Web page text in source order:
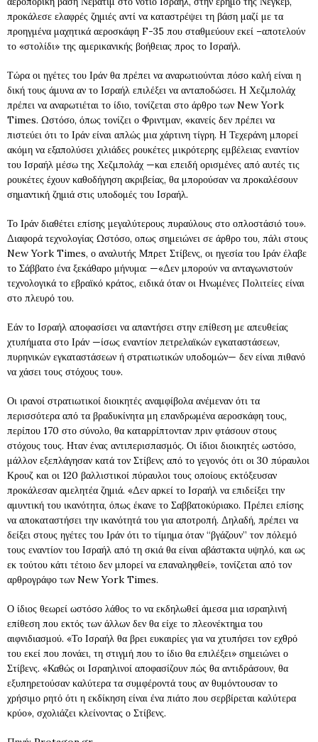
προκάλεσε ελαφρές ζημιές αντί να καταστρέψει τη βάση μαζί με τα
προηγμένα μαχητικά αεροσκάφη F-35 που σταθμεύουν εκεί –αποτελούν
το «στολίδι» της αμερικανικής βοήθειας προς το Ισραήλ.
Τώρα οι ηγέτες του Ιράν θα πρέπει να αναρωτιούνται πόσο καλή είναι η
δική τους άμυνα αν το Ισραήλ επιλέξει να ανταποδώσει. Η Χεζμπολάχ
πρέπει να αναρωτιέται το ίδιο, τονίζεται στο άρθρο των New York
Times. Ωστόσο, όπως τονίζει ο Φριντμαν, «κανείς δεν πρέπει να
πιστεύει ότι το Ιράν είναι απλώς μια χάρτινη τίγρη. Η Τεχεράνη μπορεί
ακόμη να εξαπολύσει χιλιάδες ρουκέτες μικρότερης εμβέλειας εναντίον
του Ισραήλ μέσω της Χεζμπολάχ —και επειδή ορισμένες από αυτές τις
ρουκέτες έχουν καθοδήγηση ακριβείας, θα μπορούσαν να προκαλέσουν
σημαντική ζημιά στις υποδομές του Ισραήλ.
Το Ιράν διαθέτει επίσης μεγαλύτερους πυραύλους στο οπλοστάσιό του».
Διαφορά τεχνολογίας Ωστόσο, οπως σημειώνει σε άρθρο του, πάλι στους
New York Times, ο αναλυτής Μπρετ Στίβενς, οι ηγεσία του Ιράν έλαβε
το Σάββατο ένα ξεκάθαρο μήνυμα: —«Δεν μπορούν να ανταγωνιστούν
τεχνολογικά το εβραϊκό κράτος, ειδικά όταν οι Ηνωμένες Πολιτείες είναι
στο πλευρό του.
Εάν το Ισραήλ αποφασίσει να απαντήσει στην επίθεση με απευθείας
χτυπήματα στο Ιράν —ίσως εναντίον πετρελαϊκών εγκαταστάσεων,
πυρηνικών εγκαταστάσεων ή στρατιωτικών υποδομών— δεν είναι πιθανό
να χάσει τους στόχους του».
Οι ιρανοί στρατιωτικοί διοικητές αναμφίβολα ανέμεναν ότι τα
περισσότερα από τα βραδυκίνητα μη επανδρωμένα αεροσκάφη τους,
περίπου 170 στο σύνολο, θα καταρρίπτονταν πριν φτάσουν στους
στόχους τους. Ηταν ένας αντιπερισπασμός. Οι ίδιοι διοικητές ωστόσο,
μάλλον εξεπλάγησαν κατά τον Στίβενς από το γεγονός ότι οι 30 πύραυλοι
Κρουζ και οι 120 βαλλιστικοί πύραυλοι τους οποίους εκτόξευσαν
προκάλεσαν αμελητέα ζημιά. «Δεν αρκεί το Ισραήλ να επιδείξει την
αμυντική του ικανότητα, όπως έκανε το Σαββατοκύριακο. Πρέπει επίσης
να αποκαταστήσει την ικανότητά του για αποτροπή. Δηλαδή, πρέπει να
δείξει στους ηγέτες του Ιράν ότι το τίμημα όταν “βγάζουν” τον πόλεμό
τους εναντίον του Ισραήλ από τη σκιά θα είναι αβάστακτα υψηλό, και ως
εκ τούτου κάτι τέτοιο δεν μπορεί να επαναληφθεί», τονίζεται από τον
αρθρογράφο των New York Times.
Ο ίδιος θεωρεί ωστόσο λάθος το να εκδηλωθεί άμεσα μια ισραηλινή
επίθεση που εκτός των άλλων δεν θα είχε το πλεονέκτημα του
αιφνιδιασμού. «Το Ισραήλ θα βρει ευκαιρίες για να χτυπήσει τον εχθρό
του εκεί που πονάει, τη στιγμή που το ίδιο θα επιλέξει» σημειώνει ο
Στίβενς. «Καθώς οι Ισραηλινοί αποφασίζουν πώς θα αντιδράσουν, θα
εξυπηρετούσαν καλύτερα τα συμφέροντά τους αν θυμόντουσαν το
χρήσιμο ρητό ότι η εκδίκηση είναι ένα πιάτο που σερβίρεται καλύτερα
κρύο», σχολιάζει κλείνοντας ο Στίβενς.